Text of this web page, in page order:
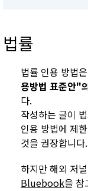
법률
법률 인용 방법
용방법 표준안"
다.
작성하는 글이
인용 방법에 제
것을 권장합니다.
하지만 해외 저
Bluebook을 참